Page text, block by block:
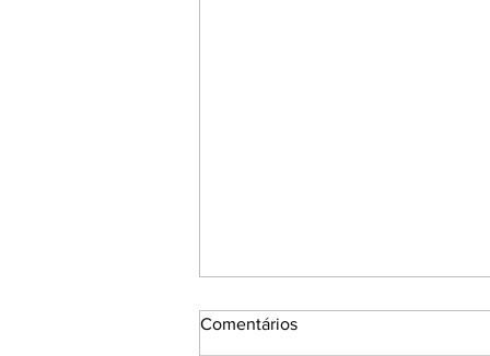
Comentários